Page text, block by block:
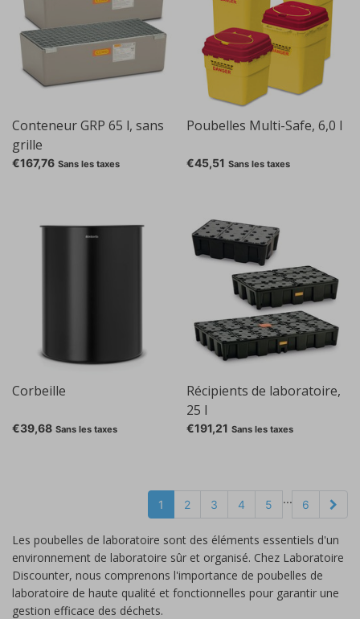
Conteneur GRP 65 l, sans
grille
€167,76 Sans les taxes
Poubelles Multi-Safe, 6,0 l
€45,51 Sans les taxes
Corbeille
€39,68 Sans les taxes
Récipients de laboratoire,
25 l
€191,21 Sans les taxes
1 2 3 4 5 ... 6
Les poubelles de laboratoire sont des éléments essentiels d'un
environnement de laboratoire sûr et organisé. Chez Laboratoire
Discounter, nous comprenons l'importance de poubelles de
laboratoire de haute qualité et fonctionnelles pour garantir une
gestion efficace des déchets.